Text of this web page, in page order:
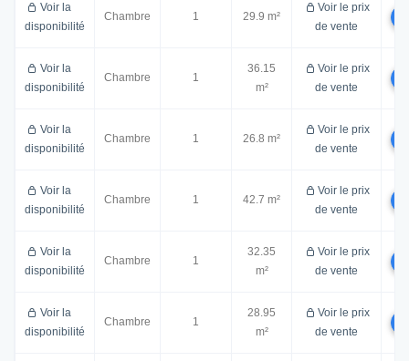
Voir la
disponibilité
Chambre 1 29.9 m²
Voir le prix
de vente
Voir la
disponibilité
Chambre 1
36.15
m²
Voir le prix
de vente
Voir la
disponibilité
Chambre 1 26.8 m²
Voir le prix
de vente
Voir la
disponibilité
Chambre 1 42.7 m²
Voir le prix
de vente
Voir la
disponibilité
Chambre 1
32.35
m²
Voir le prix
de vente
Voir la
disponibilité
Chambre 1
28.95
m²
Voir le prix
de vente